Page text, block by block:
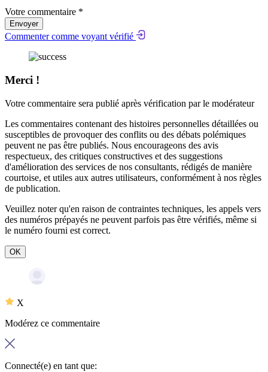
Votre commentaire *
Envoyer
Commenter comme voyant vérifié
Merci !
Votre commentaire sera publié après vérification par le modérateur
Les commentaires contenant des histoires personnelles détaillées ou
susceptibles de provoquer des conflits ou des débats polémiques
peuvent ne pas être publiés. Nous encourageons des avis
respectueux, des critiques constructives et des suggestions
d'amélioration des services de nos consultants, rédigés de manière
courtoise, et utiles aux autres utilisateurs, conformément à nos règles
de publication.
Veuillez noter qu'en raison de contraintes techniques, les appels vers
des numéros prépayés ne peuvent parfois pas être vérifiés, même si
le numéro fourni est correct.
OK
X
Modérez ce commentaire
Connecté(e) en tant que: